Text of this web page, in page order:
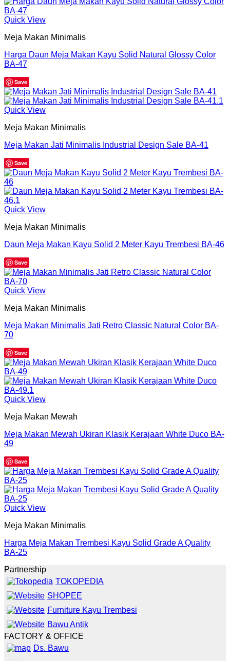
Quick View
Meja Makan Minimalis
Harga Daun Meja Makan Kayu Solid Natural Glossy Color
BA-47
Save
Quick View
Meja Makan Minimalis
Meja Makan Jati Minimalis Industrial Design Sale BA-41
Save
Quick View
Meja Makan Minimalis
Daun Meja Makan Kayu Solid 2 Meter Kayu Trembesi BA-46
Save
Quick View
Meja Makan Minimalis
Meja Makan Minimalis Jati Retro Classic Natural Color BA-
70
Save
Quick View
Meja Makan Mewah
Meja Makan Mewah Ukiran Klasik Kerajaan White Duco BA-
49
Save
Quick View
Meja Makan Minimalis
Harga Meja Makan Trembesi Kayu Solid Grade A Quality
BA-25
Partnership
TOKOPEDIA
SHOPEE
Furniture Kayu Trembesi
Bawu Antik
FACTORY & OFFICE
Ds. Bawu